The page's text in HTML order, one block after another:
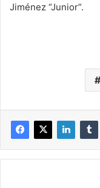
Jiménez “Junior”.